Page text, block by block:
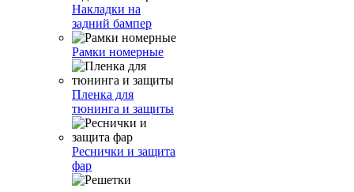
Накладки на
задний бампер
Рамки номерные
Пленка для
тюнинга и защиты
Реснички и защита
фар